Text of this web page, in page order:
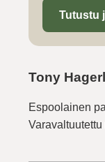
Tutustu
Tony
Espoolainen